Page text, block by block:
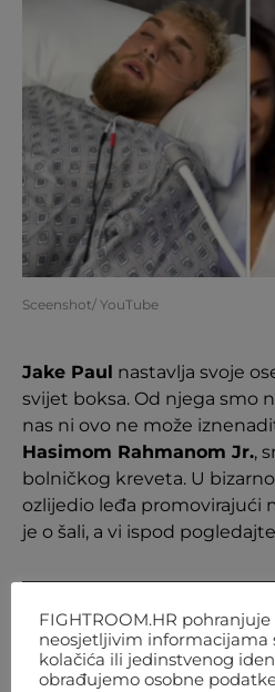
Sceenshot/ YouTube
Jake Paul nastavlja svoje
svijet boksa. Od njega smo
nas ni ovo ne može
Hasimom Rahmanom Jr.,
bolničkog kreveta. U
ozlijedio leđa promovirajući
je o šali, a vi ispod
FIGHTROOM.HR
neosjetljivim informacijama
kolačića ili jedinstvenog
obrađujemo osobne